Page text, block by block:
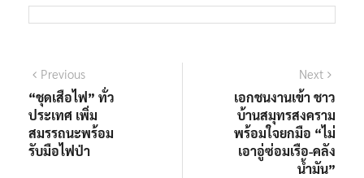
แนะแนว
เรื่อง
PreviousPrevious
post:
“ชุดเสือไฟ” ทั่ว
ประเทศ เพิ่ม
สมรรถนะพร้อม
รับมือไฟป่า
Next
เอกชนงานเข้า ชาว
บ้านสมุทรสงคราม
พร้อมใจยกมือ “ไม่
เอาอู่ซ่อมเรือ-คลัง
น้ำมัน”